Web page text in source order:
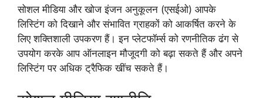
सोशल मीडिया और खोज इंजन अनुकूलन (एसईओ) आपके
लिस्टिंग को दिखाने और संभावित ग्राहकों को आकर्षित करने के
लिए शक्तिशाली उपकरण हैं। इन प्लेटफॉर्म्स को रणनीतिक ढंग से
उपयोग करके आप ऑनलाइन मौजूदगी को बढ़ा सकते हैं और अपने
लिस्टिंग पर अधिक ट्रैफिक खींच सकते हैं।